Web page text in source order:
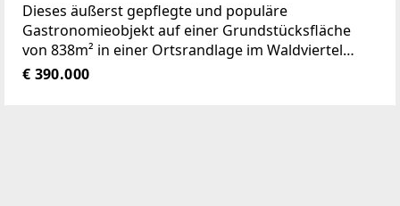
Dieses äußerst gepflegte und populäre
Gastronomieobjekt auf einer Grundstücksfläche
von 838m² in einer Ortsrandlage im Waldviertel
bietet eine Vielzahl von Nutzungsmöglichkeiten wie
€ 390.000